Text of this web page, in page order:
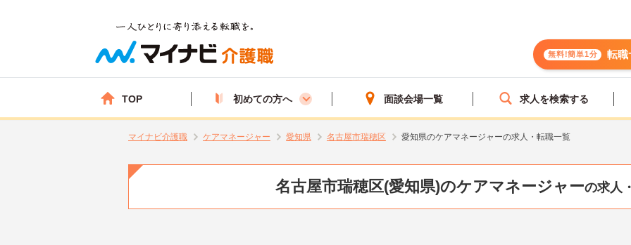
無料!簡単1分 転職
TOP 初めての方へ 面談会場一覧 求人を検索する
マイナビ介護職 ケアマネージャー 愛知県 名古屋市瑞穂区 愛知県のケアマネージャーの求人・転職一覧
名古屋市瑞穂区(愛知県)のケアマネージャーの求人